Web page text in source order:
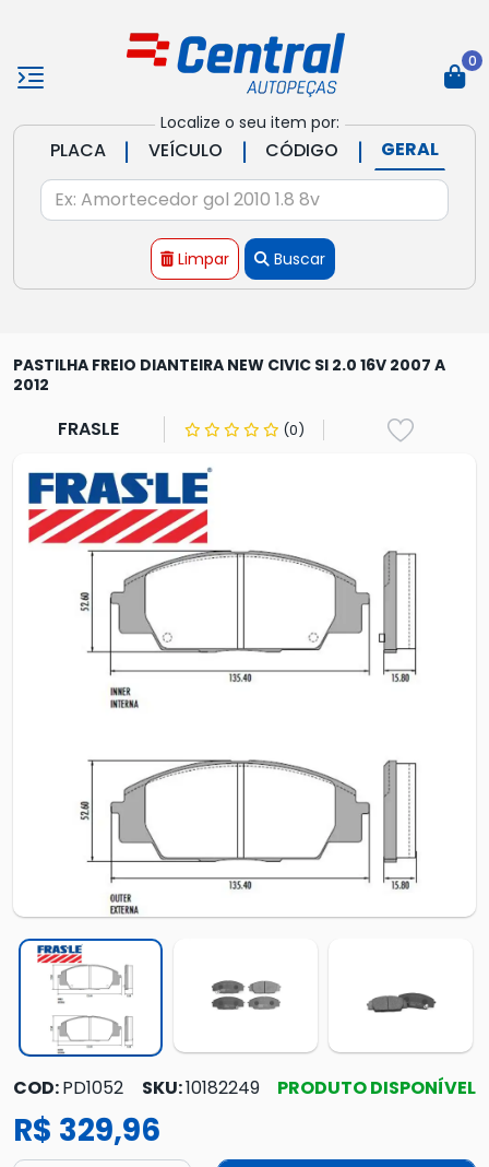
Localize o seu item por:
PLACA | VEÍCULO | CÓDIGO | GERAL
Limpar Buscar
0
PASTILHA FREIO DIANTEIRA NEW CIVIC SI 2.0 16V 2007 A
2012
FRASLE (0)
COD:PD1052 SKU:10182249 PRODUTO DISPONÍVEL
R$ 329,96